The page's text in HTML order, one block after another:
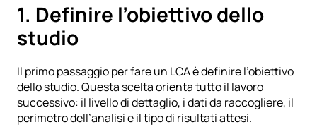
1. Definire l’obiettivo dello
studio
Il primo passaggio per fare un LCA è definire l’obiettivo
dello studio. Questa scelta orienta tutto il lavoro
successivo: il livello di dettaglio, i dati da raccogliere, il
perimetro dell’analisi e il tipo di risultati attesi.